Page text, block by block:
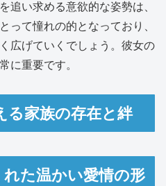
追い求める意欲的な姿勢は、
って憧れの的となっており、
広げていくでしょう。彼女の
に重要です。
る家族の存在と絆
た温かい愛情の形